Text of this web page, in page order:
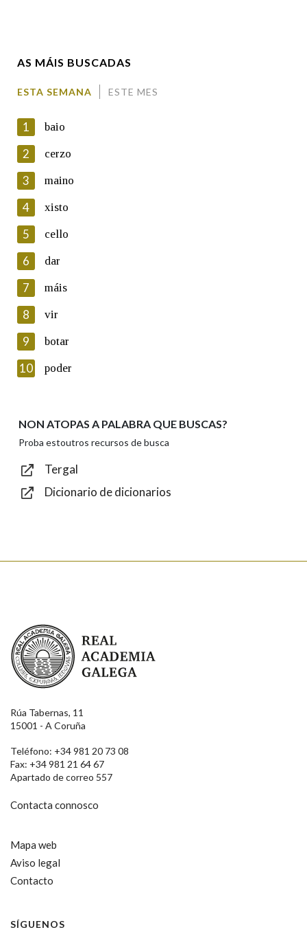
En cumprimento da normativa vixente en materia de
Protección de Datos de Carácter Persoal, a Real Academia
Galega informa a aqueles usuarios que faciliten o seu correo
electrónico, así como calquera outra información de carácter
persoal, que estes datos serán obxecto de tratamento
automatizado de carácter confidencial e incorporados aos seus
ficheiros informáticos. Así mesmo, os usuarios poderán exercer o
seu dereito de acceso, rectificación, oposición e cancelación dos
seus datos poñéndose en contacto connosco.
Lin e acepto as condicións da política de
Introduce o código que aparece na imaxe:
Texto de verificación
AS MÁIS BUSCADAS
ESTA SEMANA ESTE MES
1 baio
2 cerzo
3 maino
4 xisto
5 cello
6 dar
7 máis
8 vir
9 botar
10 poder
NON ATOPAS A PALABRA QUE BUSCAS?
Proba estoutros recursos de busca
Tergal
Dicionario de dicionarios
Real Academia Galega
Rúa Tabernas, 11
15001 - A Coruña
Teléfono: +34 981 20 73 08
Fax: +34 981 21 64 67
Apartado de correo 557
Contacta connosco
Mapa web
Aviso legal
Contacto
SÍGUENOS